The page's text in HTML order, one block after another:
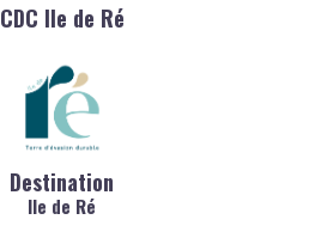
CDC Ile de Ré
Destination
Ile de Ré